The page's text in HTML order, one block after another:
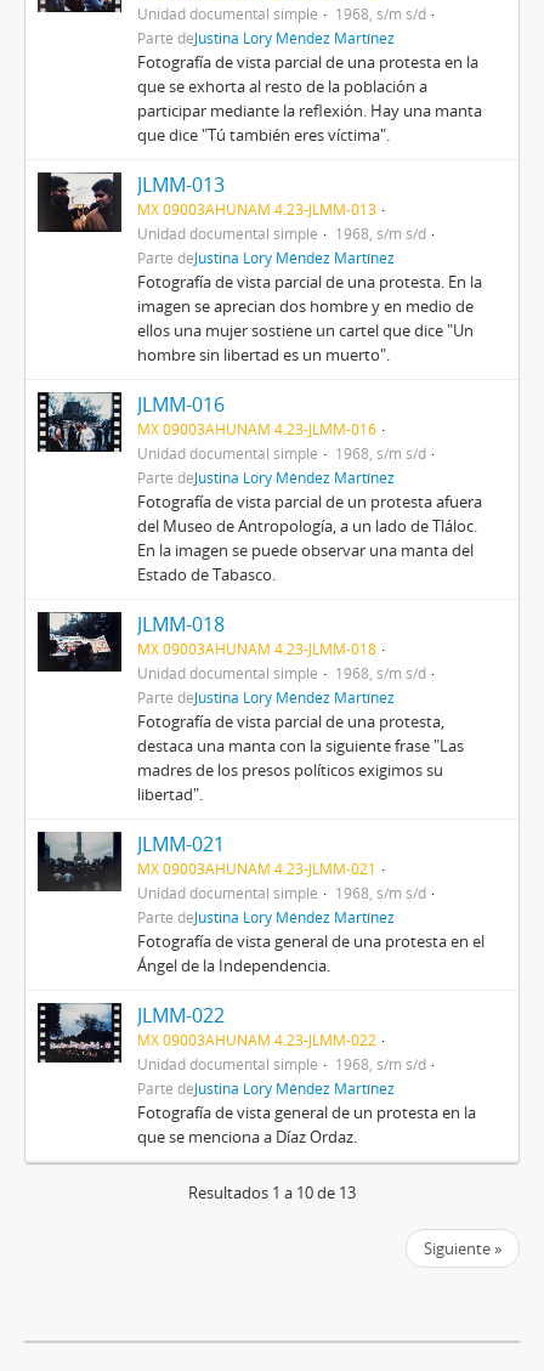
Unidad documental simple
1968, s/m s/d
Parte deJustina Lory Méndez Martínez
Fotografía de vista parcial de una protesta en la
que se exhorta al resto de la población a
participar mediante la reflexión. Hay una manta
que dice "Tú también eres víctima".
JLMM-013
MX 09003AHUNAM 4.23-JLMM-013
Unidad documental simple
1968, s/m s/d
Parte deJustina Lory Méndez Martínez
Fotografía de vista parcial de una protesta. En la
imagen se aprecian dos hombre y en medio de
ellos una mujer sostiene un cartel que dice "Un
hombre sin libertad es un muerto".
JLMM-016
MX 09003AHUNAM 4.23-JLMM-016
Unidad documental simple
1968, s/m s/d
Parte deJustina Lory Méndez Martínez
Fotografía de vista parcial de un protesta afuera
del Museo de Antropología, a un lado de Tláloc.
En la imagen se puede observar una manta del
Estado de Tabasco.
JLMM-018
MX 09003AHUNAM 4.23-JLMM-018
Unidad documental simple
1968, s/m s/d
Parte deJustina Lory Méndez Martínez
Fotografía de vista parcial de una protesta,
destaca una manta con la siguiente frase "Las
madres de los presos políticos exigimos su
libertad".
JLMM-021
MX 09003AHUNAM 4.23-JLMM-021
Unidad documental simple
1968, s/m s/d
Parte deJustina Lory Méndez Martínez
Fotografía de vista general de una protesta en el
Ángel de la Independencia.
JLMM-022
MX 09003AHUNAM 4.23-JLMM-022
Unidad documental simple
1968, s/m s/d
Parte deJustina Lory Méndez Martínez
Fotografía de vista general de un protesta en la
que se menciona a Díaz Ordaz.
Resultados 1 a 10 de 13
Siguiente »